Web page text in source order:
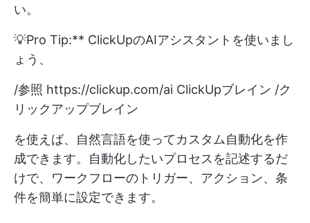
い。
💡Pro Tip:** ClickUpのAIアシスタントを使いまし
ょう、
/参照 https://clickup.com/ai ClickUpブレイン /ク
リックアップブレイン
を使えば、自然言語を使ってカスタム自動化を作
成できます。自動化したいプロセスを記述するだ
けで、ワークフローのトリガー、アクション、条
件を簡単に設定できます。